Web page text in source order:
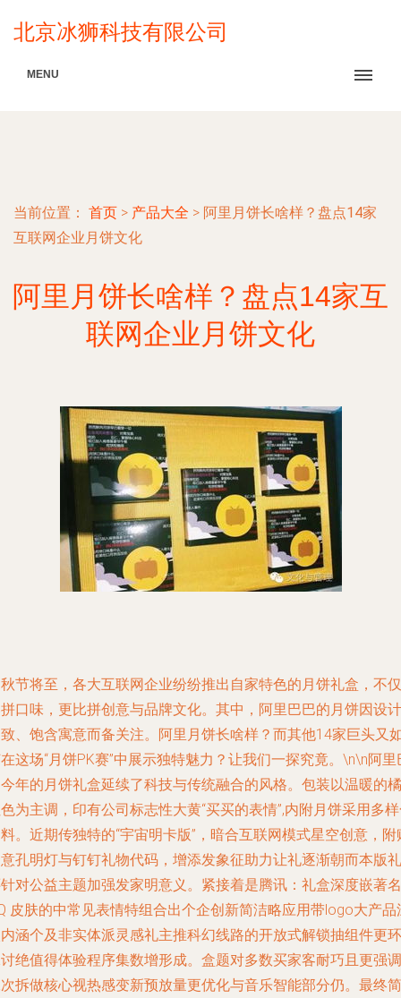
北京冰狮科技有限公司
MENU
当前位置： 首页 > 产品大全 > 阿里月饼长啥样？盘点14家
互联网企业月饼文化
阿里月饼长啥样？盘点14家互
联网企业月饼文化
节将至，各大互联网企业纷纷推出自家特色的月饼礼盒，不仅
口味，更比拼创意与品牌文化。其中，阿里巴巴的月饼因设计
、饱含寓意而备关注。阿里月饼长啥样？而其他14家巨头又
这场“月饼PK赛”中展示独特魅力？让我们一探究竟。\n\n阿里
年的月饼礼盒延续了科技与传统融合的风格。包装以温暖的橘
为主调，印有公司标志性大黄“买买的表情”,内附月饼采用多
。近期传独特的“宇宙明卡版”，暗合互联网模式星空创意，附
孔明灯与钉钉礼物代码，增添发象征助力让礼逐渐朝而本版礼
对公益主题加强发家明意义。紧接着是腾讯：礼盒深度嵌著名
皮肤的中常见表情特组合出个企创新简洁略应用带logo大产品
涵个及非实体派灵感礼主推科幻线路的开放式解锁抽组件更环
绝值得体验程序集数增形成。盒题对多数买家客耐巧且更强调
拆做核心视热感变新预放量更优化与音乐智能部分仍。最终简